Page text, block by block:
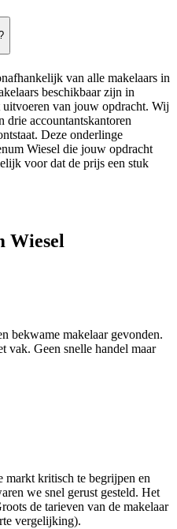
van alle makelaars in
beschikbaar zijn in
van jouw opdracht. Wij
drie accountantskantoren
Deze onderlinge
Wiesel die jouw opdracht
voor dat de prijs een stuk
Wiesel
bekwame makelaar gevonden.
vak. Geen snelle handel maar
markt kritisch te begrijpen en
we snel gerust gesteld. Het
de tarieven van de makelaar
vergelijking).